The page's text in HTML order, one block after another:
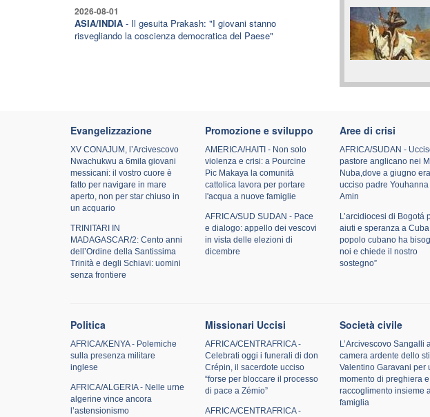
2026-08-01
ASIA/INDIA - Il gesuita Prakash: "I giovani stanno
risvegliando la coscienza democratica del Paese"
Evangelizzazione
XV CONAJUM, l’Arcivescovo
Nwachukwu a 6mila giovani
messicani: il vostro cuore è
fatto per navigare in mare
aperto, non per star chiuso in
un acquario
TRINITARI IN
MADAGASCAR/2: Cento anni
dell’Ordine della Santissima
Trinità e degli Schiavi: uomini
senza frontiere
Promozione e sviluppo
AMERICA/HAITI - Non solo
violenza e crisi: a Pourcine
Pic Makaya la comunità
cattolica lavora per portare
l'acqua a nuove famiglie
AFRICA/SUD SUDAN - Pace
e dialogo: appello dei vescovi
in vista delle elezioni di
dicembre
Aree di crisi
AFRICA/SUDAN -
pastore anglicano nei
Nuba,dove a giugno
ucciso padre Youhanna
Amin
L’arcidiocesi di Bogotá
aiuti e speranza a Cuba:
popolo cubano ha
noi e chiede il nostro
sostegno”
Politica
AFRICA/KENYA - Polemiche
sulla presenza militare
inglese
AFRICA/ALGERIA - Nelle urne
algerine vince ancora
l’astensionismo
Missionari Uccisi
AFRICA/CENTRAFRICA -
Celebrati oggi i funerali di don
Crépin, il sacerdote ucciso
“forse per bloccare il processo
di pace a Zémio”
AFRICA/CENTRAFRICA -
Società civile
L’Arcivescovo Sangalli
camera ardente dello
Valentino Garavani per
momento di preghiera e
raccoglimento insieme
famiglia